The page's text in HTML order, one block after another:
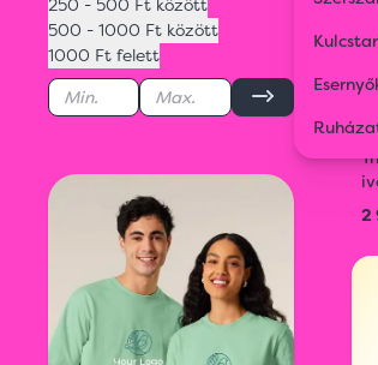
250 - 500 Ft között
500 - 1000 Ft között
1000 Ft felett
2